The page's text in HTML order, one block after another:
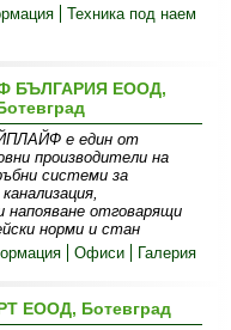
Техника под наем
БЪЛГАРИЯ ЕООД,
е един от
производители на
системи за
напояване отговарящи
норми и стан
Офиси Галерия
ЕООД, Ботевград